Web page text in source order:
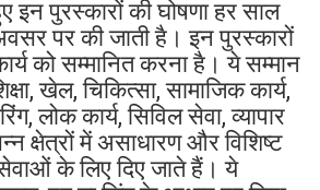
इन पुरस्कारों की घोषणा हर साल
पर की जाती है। इन पुरस्कारों
को सम्मानित करना है। ये सम्मान
खेल, चिकित्सा, सामाजिक कार्य,
लोक कार्य, सिविल सेवा, व्यापार
क्षेत्रों में असाधारण और विशिष्ट
के लिए दिए जाते हैं। ये